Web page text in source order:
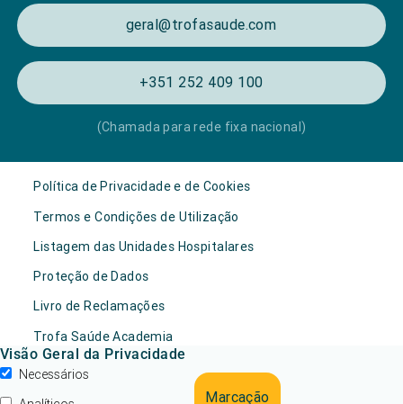
Marcação
geral@trofasaude.com
+351 252 409 100
(Chamada para rede fixa nacional)
Política de Privacidade e de Cookies
Termos e Condições de Utilização
Listagem das Unidades Hospitalares
Proteção de Dados
Livro de Reclamações
Trofa Saúde Academia
Visão Geral da Privacidade
Necessários